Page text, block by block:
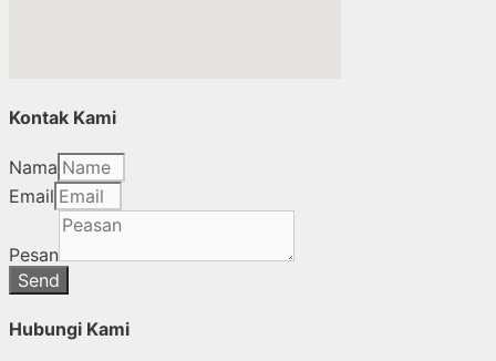
Kontak Kami
Nama
Email
Pesan
Send
Hubungi Kami